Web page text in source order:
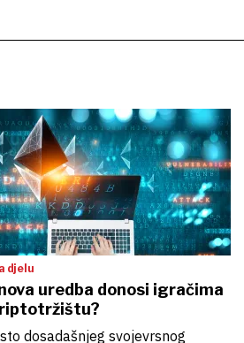
djelu
uredba donosi igračima
dosadašnjeg svojevrsnog